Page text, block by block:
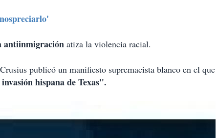
antiinmigración atiza la violencia racial.
publicó un manifiesto supremacista blanco en el que
hispana de Texas".